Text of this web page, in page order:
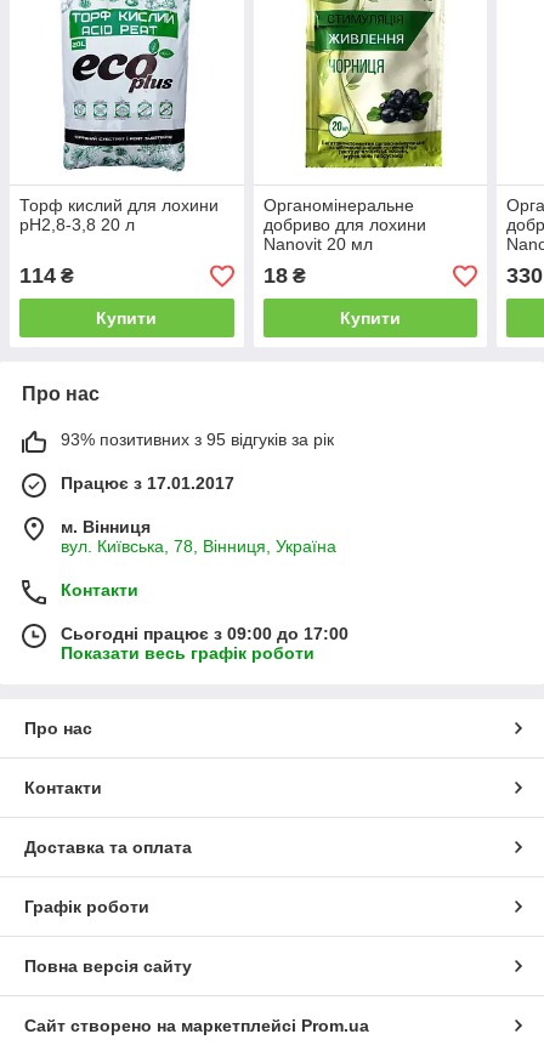
Торф кислий для лохини
pH2,8-3,8 20 л
114 ₴
Купити
Органомінеральне
добриво для лохини
Nanovit 20 мл
18₴
Купити
330
Про нас
93% позитивних з 95 відгуків за рік
Працює з 17.01.2017
м. Вінниця
вул. Київська, 78, Вінниця, Україна
Контакти
Сьогодні працює з 09:00 до 17:00
Показати весь графік роботи
Про нас
Контакти
Доставка та оплата
Графік роботи
Повна версія сайту
Сайт створено на маркетплейсі Prom.ua